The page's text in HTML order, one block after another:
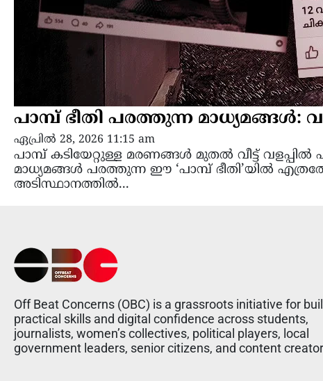
പാമ്പ് ഭീതി പരത്തുന്ന മാധ്യമങ്ങൾ:
ഏപ്രിൽ 28, 2026 11:15 am
പാമ്പ് കടിയേറ്റുള്ള മരണങ്ങൾ മുതൽ വീട്ട്
മാധ്യമങ്ങൾ പരത്തുന്ന ഈ ‘പാമ്പ് ഭീതി’യിൽ
അടിസ്ഥാനത്തിൽ...
Off Beat Concerns (OBC) is a grassroots initiative for
practical skills and digital confidence across students,
journalists, women’s collectives, political players, local
government leaders, senior citizens, and content